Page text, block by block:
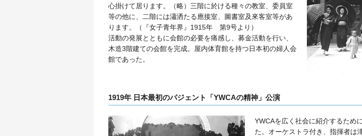
心掛けて居ります。（略）三階に於ける種々の教室、委員室
等の他に、二階には瀟洒たる應接室、圖書室及來客室等があ
ります。（『女子青年界』1915年 第9号より）
活動の発展とともに会館の必要を痛感し、募金活動を行い、
木造3階建ての会館を完成。屋内体育館を持つ日本初の婦人会
館であった。
1919年 日本最初のパジェント「YWCAの精神」公演
YWCAを広く社会に紹介するため
た。オーケストラ付き、指揮者は